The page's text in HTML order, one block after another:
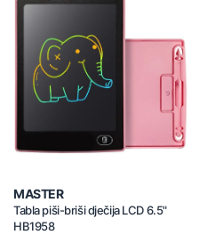
MASTER
Tabla piši-briši dječija LCD 6.5"
HB1958